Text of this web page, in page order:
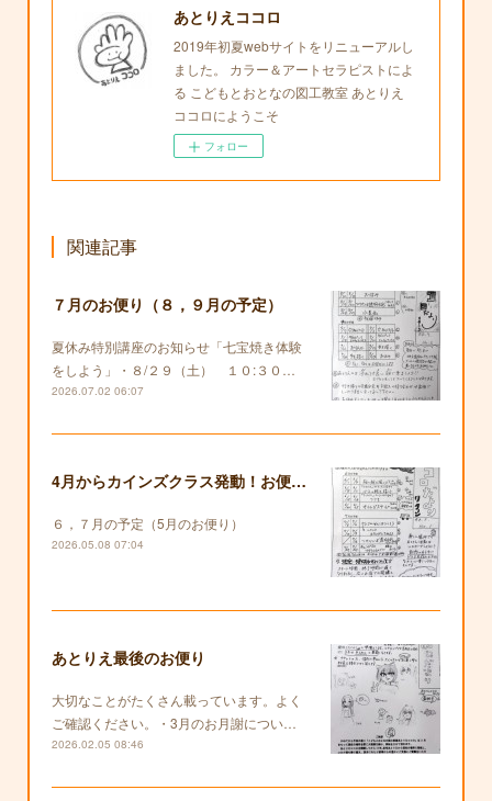
あとりえココロ
2019年初夏webサイトをリニューアルし
ました。 カラー＆アートセラピストによ
る こどもとおとなの図工教室 あとりえ
ココロにようこそ
フォロー
関連記事
７月のお便り（８，９月の予定）
夏休み特別講座のお知らせ「七宝焼き体験
をしよう」・８/２９（土） １０:３０…
2026.07.02 06:07
4月からカインズクラス発動！お便りも復活します！
６，７月の予定（5月のお便り）
2026.05.08 07:04
あとりえ最後のお便り
大切なことがたくさん載っています。よく
ご確認ください。・3月のお月謝につい…
2026.02.05 08:46